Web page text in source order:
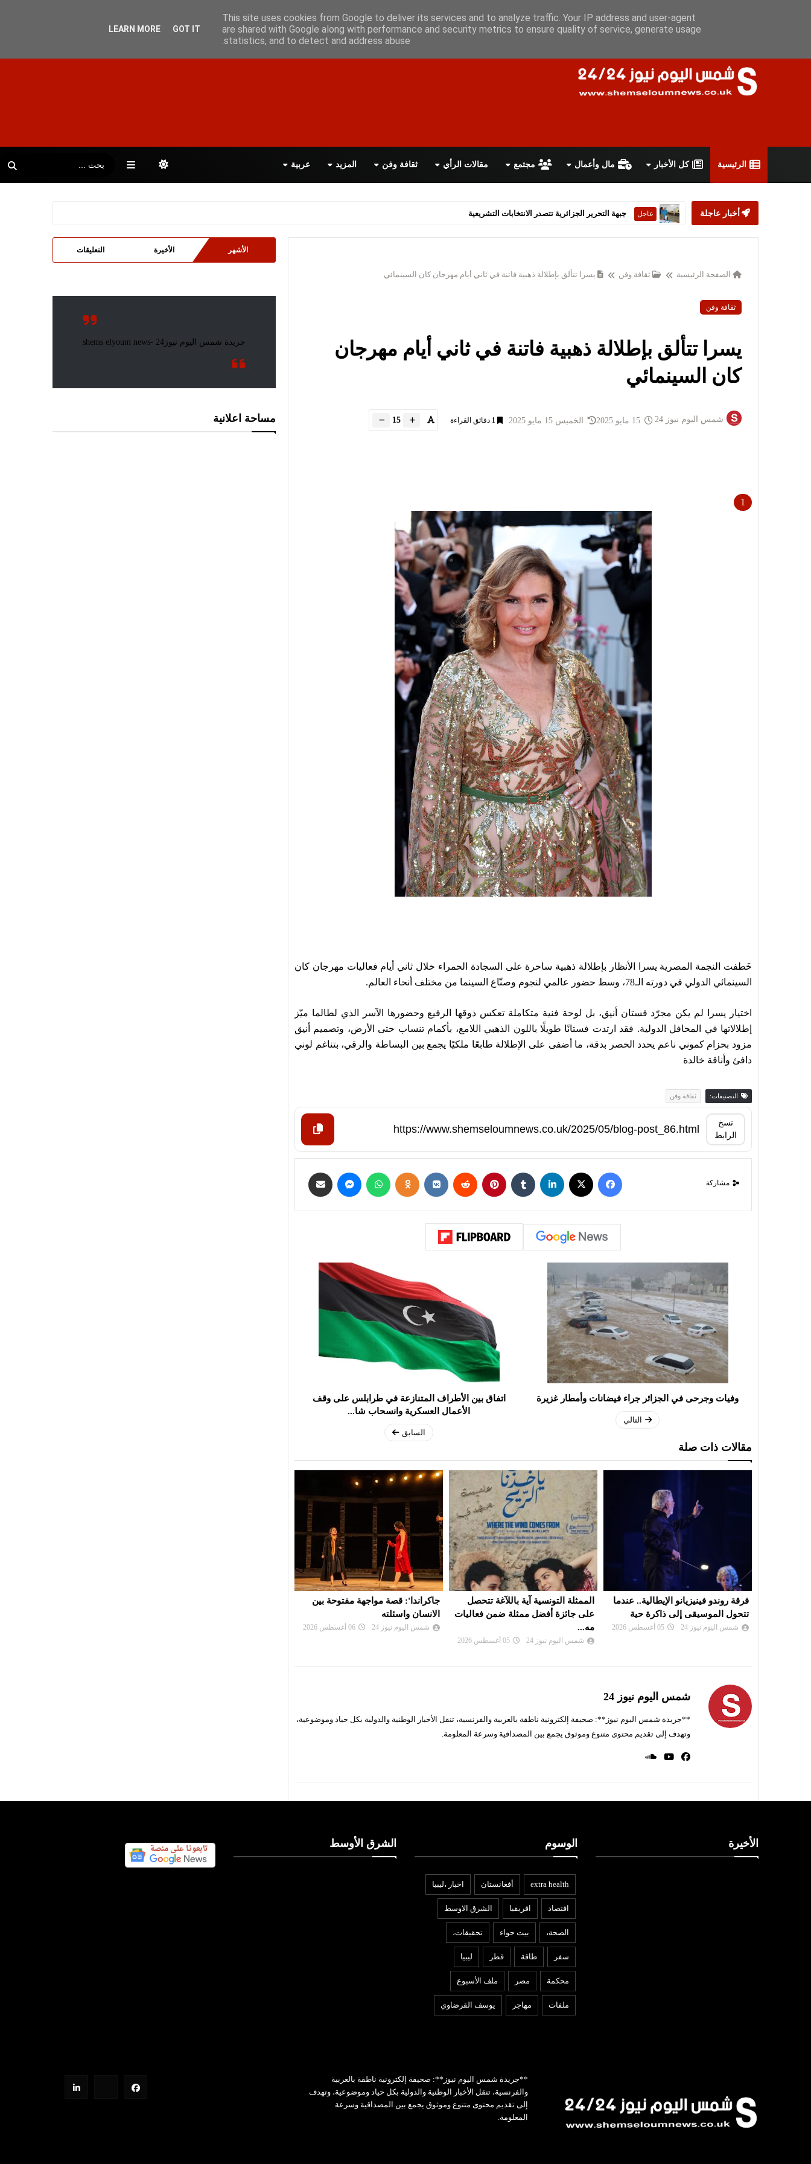
سياسة الخصوصية اتفاقية الاستخدام أعلن معانا اتصل بنا اقرأ الصحيفة PDF
الرئيسية كل الأخبار مال وأعمال مجتمع مقالات الرأي ثقافة وفن المزيد عربية
أخبار عاجلة عاجل ستارمر يعلن استقالته من رئاسة الحكومة البريطانية
الصفحة الرئيسية ثقافة وفن يسرا تتألق بإطلالة ذهبية فاتنة في ثاني أيام مهرجان كان السينمائي
ثقافة وفن
يسرا تتألق بإطلالة ذهبية فاتنة في ثاني أيام مهرجان
كان السينمائي
شمس اليوم نيوز 24 الخميس 15 مايو 2025 1 دقائق القراءة 15
خَطفت النجمة المصرية يسرا الأنظار بإطلالة ذهبية ساحرة على السجادة الحمراء خلال ثاني أيام فعاليات مهرجان كان
السينمائي الدولي في دورته الـ78، وسط حضور عالمي لنجوم وصنّاع السينما من مختلف أنحاء العالم.
اختيار يسرا لم يكن مجرّد فستان أنيق، بل لوحة فنية متكاملة تعكس ذوقها الرفيع وحضورها الآسر الذي لطالما ميّز
إطلالاتها في المحافل الدولية. فقد ارتدت فستانًا طويلًا باللون الذهبي اللامع، بأكمام تنساب حتى الأرض، وتصميم أنيق
مزود بحزام كموني ناعم يحدد الخصر بدقة، ما أضفى على الإطلالة طابعًا ملكيًا يجمع بين البساطة والرقي، بتناغم لوني
دافئ وأناقة خالدة
التصنيفات: ثقافة وفن
نسخ
الرابط
مشاركة
وفيات وجرحى في الجزائر جراء فيضانات وأمطار غزيرة
التالي
اتفاق بين الأطراف المتنازعة في طرابلس على وقف
الأعمال العسكرية وانسحاب شا...
السابق
مقالات ذات صلة
الممثلة التونسية آية باللآغة تتحصل
على جائزة أفضل ممثلة ضمن فعاليات
مه...
جاكراندا': قصة مواجهة مفتوحة بين
الانسان واسئلته
شمس اليوم نيوز 24
فرقة روندو فينيزيانو الإيطالية.. عندما
تتحول الموسيقى إلى ذاكرة حية
شمس اليوم نيوز 24 05 أغسطس 2026
شمس اليوم نيوز 24
**جريدة شمس اليوم نيوز**: صحيفة إلكترونية ناطقة بالعربية والفرنسية، تنقل الأخبار الوطنية والدولية بكل حياد وموضوعية،
وتهدف إلى تقديم محتوى متنوع وموثوق يجمع بين المصداقية وسرعة المعلومة.
الأشهر الأخيرة التعليقات
مساحة اعلانية
الأخيرة الوسوم
extra health أفغانستان اخبار ،ليبيا
افتصاد افريقيا الشرق الاوسط
الصحة، بيت حواء تحقيقات،
سفر طاقة قطر ليبيا
محكمة مصر ملف الأسبوع
ملفات مهاجر يوسف القرضاوي
الشرق الأوسط
**جريدة شمس اليوم نيوز**: صحيفة إلكترونية ناطقة بالعربية
والفرنسية، تنقل الأخبار الوطنية والدولية بكل حياد وموضوعية، وتهدف
إلى تقديم محتوى متنوع وموثوق يجمع بين المصداقية وسرعة
المعلومة.
This site uses cookies from Google to deliver its services and to analyze traffic. Your IP address and user-agent
are shared with Google along with performance and security metrics to ensure quality of service, generate usage
statistics, and to detect and address abuse.
LEARN MORE GOT IT